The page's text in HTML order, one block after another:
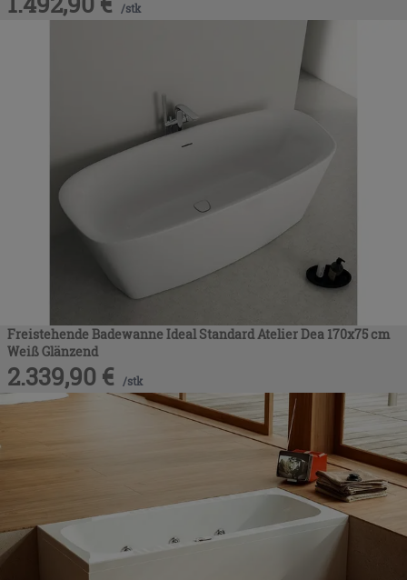
/stk
Freistehende Badewanne Ideal Standard Atelier Dea 170x75 cm
Weiß Glänzend
2.339,90 € /stk